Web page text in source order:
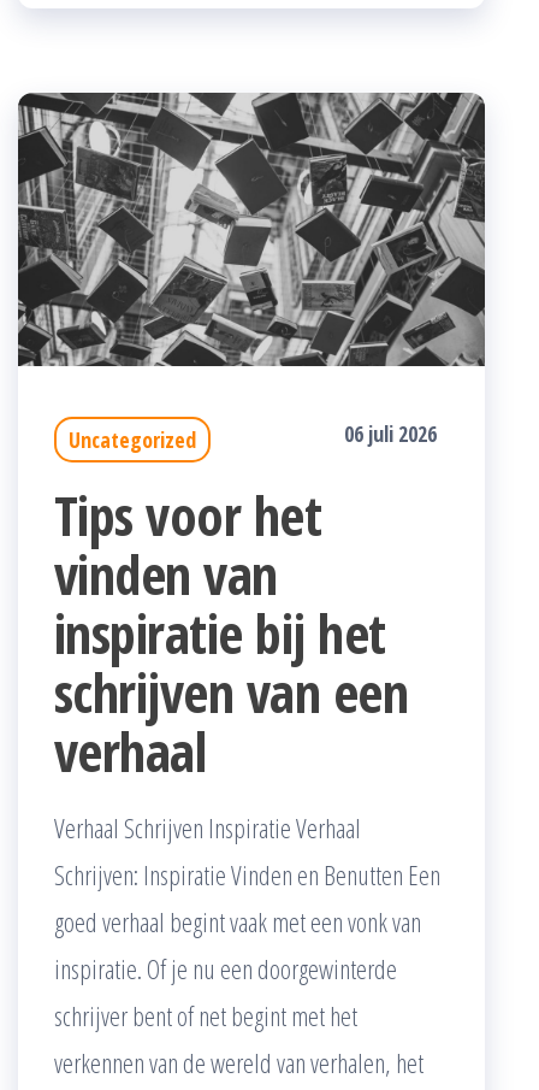
Uncategorized 06 juli 2026
Tips voor het
vinden van
inspiratie bij het
schrijven van een
verhaal
Verhaal Schrijven Inspiratie Verhaal
Schrijven: Inspiratie Vinden en Benutten Een
goed verhaal begint vaak met een vonk van
inspiratie. Of je nu een doorgewinterde
schrijver bent of net begint met het
verkennen van de wereld van verhalen, het